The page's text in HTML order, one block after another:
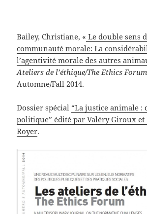
Bailey, Christiane, « Le double sens
communauté morale: La
l’agentivité morale des autres
Ateliers de l’éthique/The Ethics Forum
Automne/Fall 2014.
Dossier spécial “La justice animale :
politique” édité par Valéry Giroux et
Royer.